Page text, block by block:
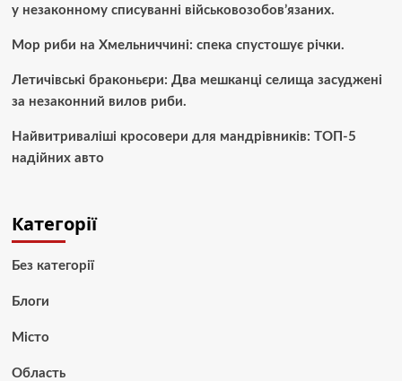
у незаконному списуванні військовозобов’язаних.
Мор риби на Хмельниччині: спека спустошує річки.
Летичівські браконьєри: Два мешканці селища засуджені
за незаконний вилов риби.
Найвитриваліші кросовери для мандрівників: ТОП-5
надійних авто
Категорії
Без категорії
Блоги
Місто
Область